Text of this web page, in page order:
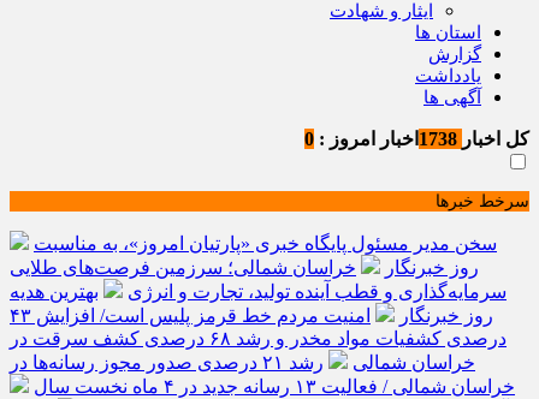
ایثار و شهادت
استان ها
گزارش
یادداشت
آگهی ها
کل اخبار اخبار امروز : 0
سرخط خبرها
سخن مدیر مسئول پایگاه خبری «پارتیان امروز»، به مناسبت
روز خبرنگار
خراسان شمالی؛ سرزمین فرصت‌های طلایی
سرمایه‌گذاری و قطب آینده تولید، تجارت و انرژی
بهترین هدیه
روز خبرنگار
امنیت مردم خط قرمز پلیس است/ افزایش ۴۳
درصدی کشفیات مواد مخدر و رشد ۶۸ درصدی کشف سرقت در
خراسان شمالی
رشد ۲۱ درصدی صدور مجوز رسانه‌ها در
خراسان شمالی / فعالیت ۱۳ رسانه جدید در ۴ ماه نخست سال